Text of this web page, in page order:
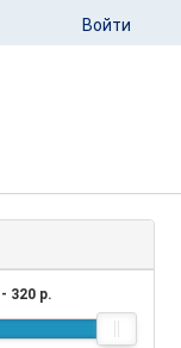
Войти
- 320 р.